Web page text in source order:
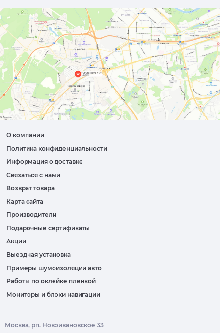
О компании
Политика конфиденциальности
Информация о доставке
Связаться с нами
Возврат товара
Карта сайта
Производители
Подарочные сертификаты
Акции
Выездная установка
Примеры шумоизоляции авто
Работы по оклейке пленкой
Мониторы и блоки навигации
Москва, рп. Новоивановское 33